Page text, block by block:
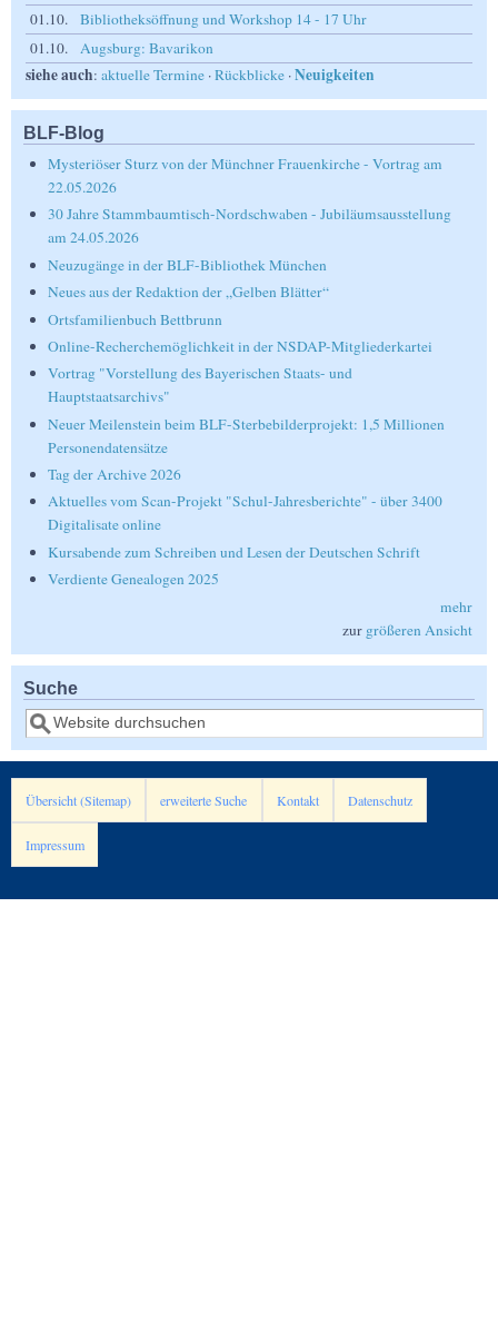
01.10.
Bibliotheksöffnung und Workshop 14 - 17 Uhr
01.10.
Augsburg: Bavarikon
siehe auch: aktuelle Termine ·Rückblicke ·Neuigkeiten
BLF-Blog
Mysteriöser Sturz von der Münchner Frauenkirche - Vortrag am
22.05.2026
30 Jahre Stammbaumtisch-Nordschwaben - Jubiläumsausstellung
am 24.05.2026
Neuzugänge in der BLF-Bibliothek München
Neues aus der Redaktion der „Gelben Blätter“
Ortsfamilienbuch Bettbrunn
Online-Recherchemöglichkeit in der NSDAP-Mitgliederkartei
Vortrag "Vorstellung des Bayerischen Staats- und
Hauptstaatsarchivs"
Neuer Meilenstein beim BLF-Sterbebilderprojekt: 1,5 Millionen
Personendatensätze
Tag der Archive 2026
Aktuelles vom Scan-Projekt "Schul-Jahresberichte" - über 3400
Digitalisate online
Kursabende zum Schreiben und Lesen der Deutschen Schrift
Verdiente Genealogen 2025
mehr
zur größeren Ansicht
Suche
Suche
Übersicht (Sitemap) erweiterte Suche Kontakt Datenschutz
Impressum